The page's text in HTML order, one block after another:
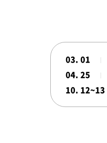
03. 01
04. 25
10. 12~13